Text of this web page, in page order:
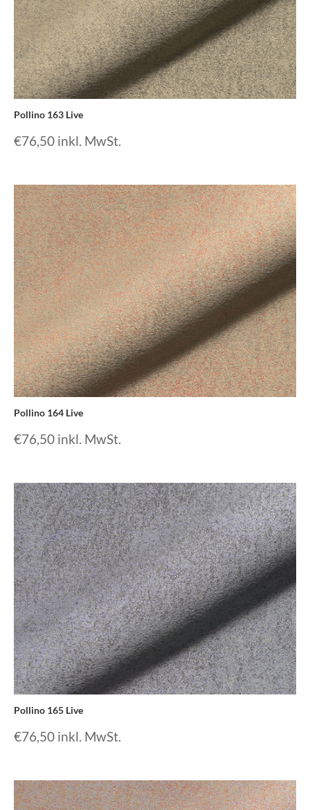
Pollino 163 Live
€76,50 inkl. MwSt.
Pollino 164 Live
€76,50 inkl. MwSt.
Pollino 165 Live
€76,50 inkl. MwSt.